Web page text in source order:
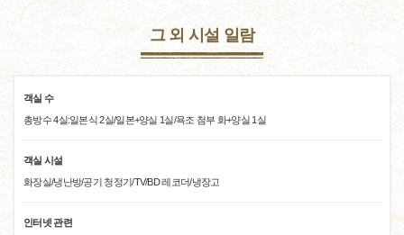
그 외 시설 일람
객실 수
총방수 4실:일본식 2실/일본+양실 1실/욕조 첨부 화+양실 1실
객실 시설
화장실/냉난방/공기 청정기/TV/BD 레코더/냉장고
인터넷 관련